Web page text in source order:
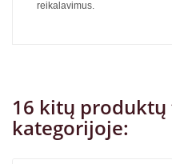
reikalavimus.
16 kitų
kategorijoje: